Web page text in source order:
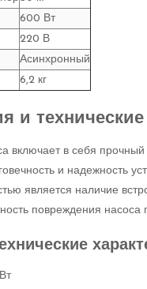
600 Вт
220 В
Асинхронный
6,2 кг
и
включает в себя
и надежность
является наличие
повреждения насоса